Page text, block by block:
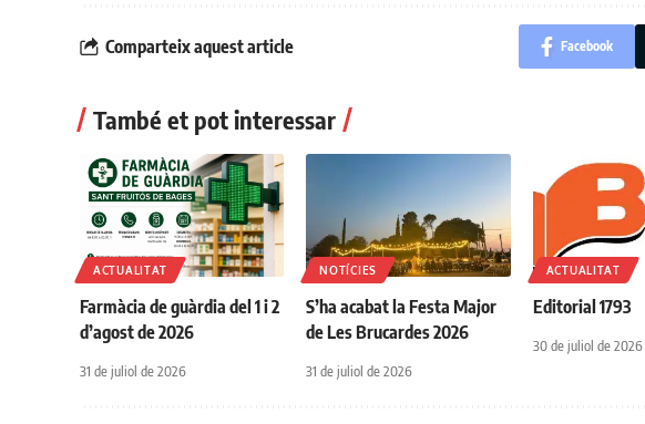
Comparteix aquest article Facebook
També et pot interessar
ACTUALITAT
Farmàcia de guàrdia del 1 i 2
d’agost de 2026
31 de juliol de 2026
NOTÍCIES
S’ha acabat la Festa Major
de Les Brucardes 2026
31 de juliol de 2026
ACTUALITAT
Editorial 1793
30 de juliol de 2026